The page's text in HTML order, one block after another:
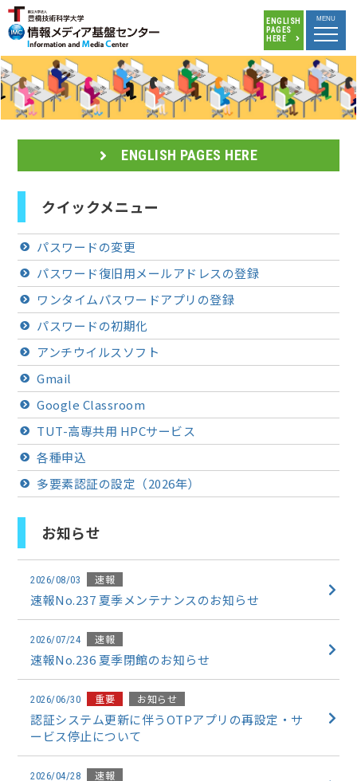
ENGLISH
PAGES
HERE
ENGLISH PAGES HERE
MENU
クイックメニュー
パスワードの変更
パスワード復旧用メールアドレスの登録
ワンタイムパスワードアプリの登録
パスワードの初期化
アンチウイルスソフト
Gmail
Google Classroom
TUT-高専共用 HPCサービス
各種申込
多要素認証の設定（2026年）
お知らせ
2026/08/03 速報
速報No.237 夏季メンテナンスのお知らせ
2026/07/24 速報
速報No.236 夏季閉館のお知らせ
2026/06/30 重要 お知らせ
認証システム更新に伴うOTPアプリの再設定・サ
ービス停止について
2026/04/28 速報